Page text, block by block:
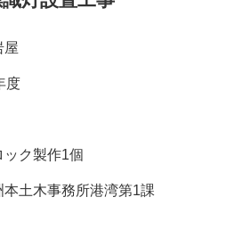
屋
度
ック製作1個
土木事務所港湾第1課